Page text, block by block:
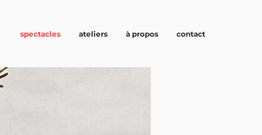
spectacles ateliers à propos contact